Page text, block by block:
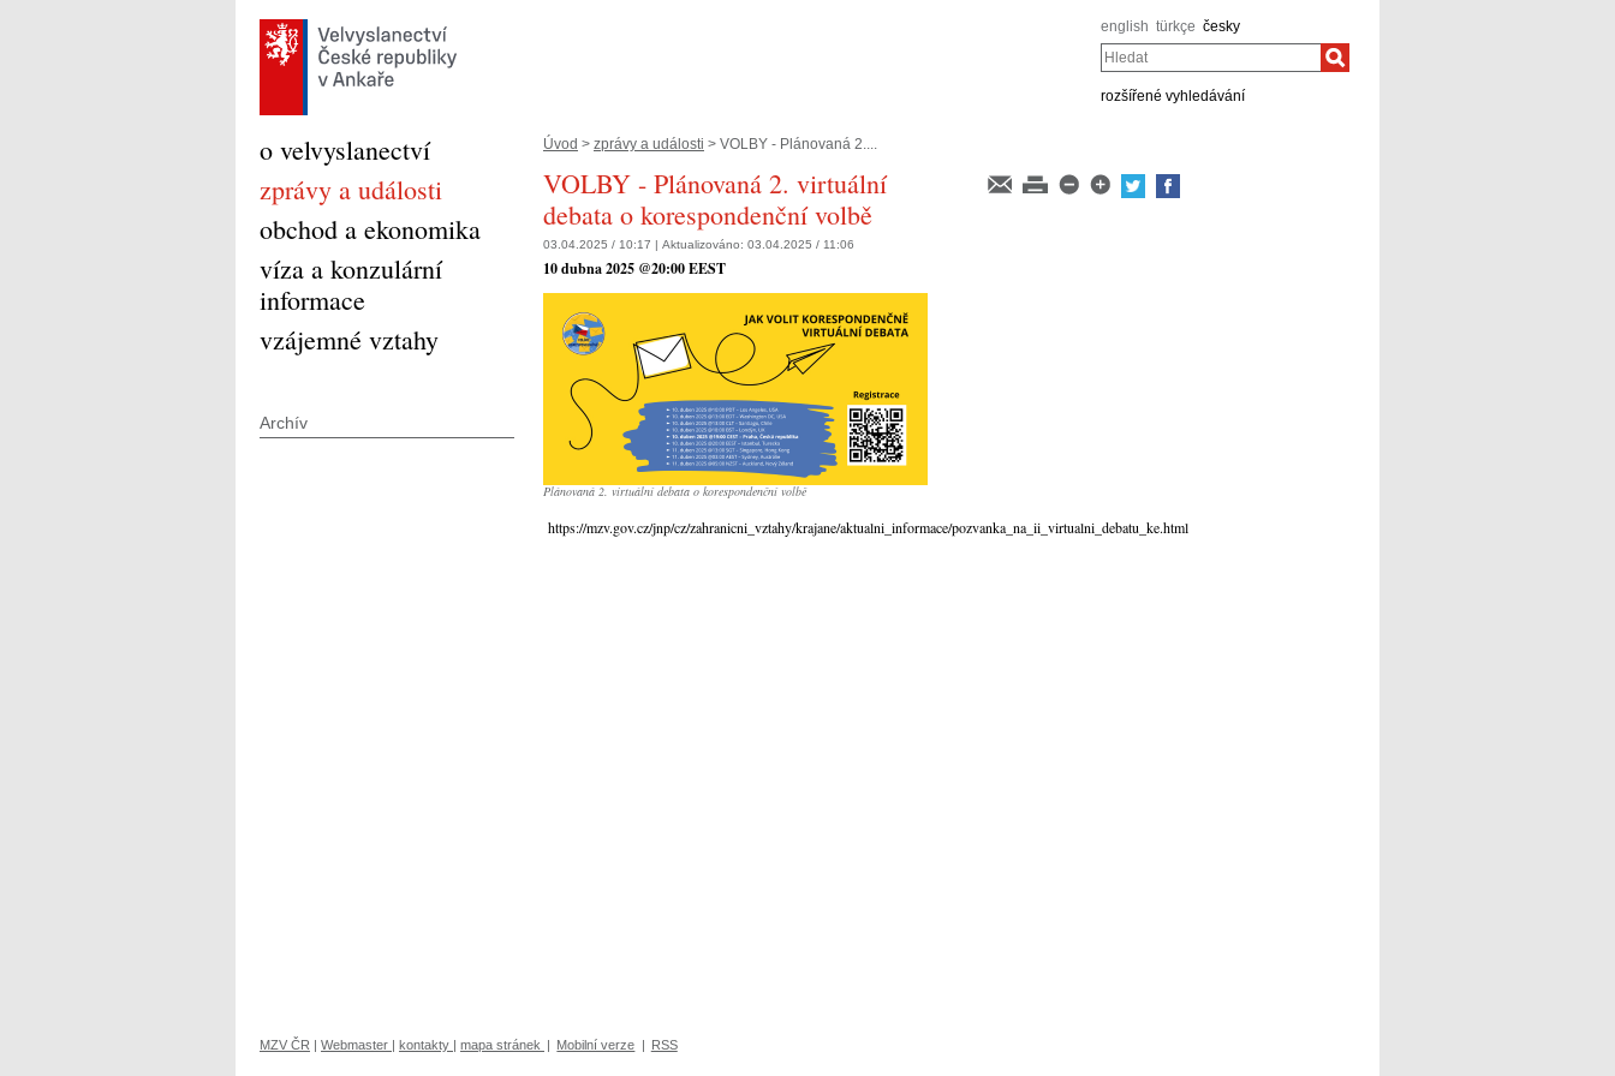
english türkçe česky
Hledat
rozšířené vyhledávání
Úvod > zprávy a události > VOLBY - Plánovaná 2....
VOLBY - Plánovaná 2. virtuální
debata o korespondenční volbě
03.04.2025 / 10:17 | Aktualizováno: 03.04.2025 / 11:06
10 dubna 2025 @20:00 EEST
Plánovaná 2. virtuální debata o korespondenční volbě
https://mzv.gov.cz/jnp/cz/zahranicni_vztahy/krajane/aktualni_informace/pozvanka_na_ii_virtualni_debatu_ke.html
o velvyslanectví
zprávy a události
obchod a ekonomika
víza a konzulární
informace
vzájemné vztahy
Archív
MZV ČR | Webmaster | kontakty | mapa stránek | Mobilní verze | RSS